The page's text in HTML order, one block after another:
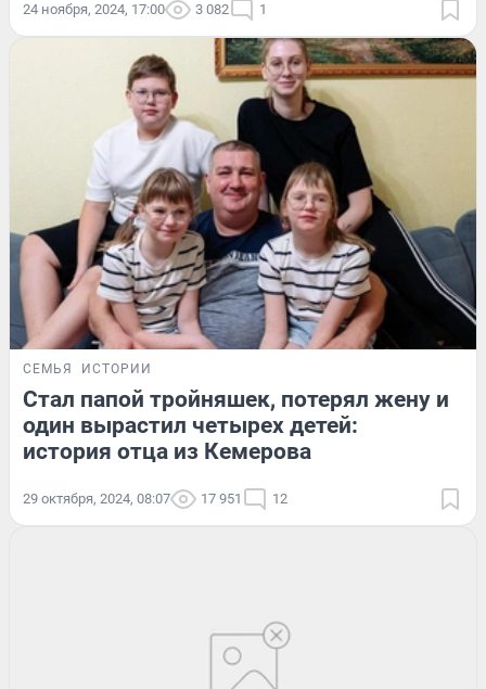
24 ноября, 2024, 17:00 3 082 1
СЕМЬЯ ИСТОРИИ
Стал папой тройняшек, потерял жену и
один вырастил четырех детей:
история отца из Кемерова
29 октября, 2024, 08:07 17 951 12